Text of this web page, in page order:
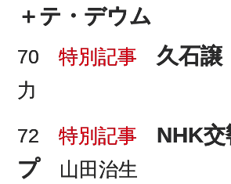
＋テ・デウム
70 特別記事 久石譲
力
72 特別記事
NHK
プ 山田治生